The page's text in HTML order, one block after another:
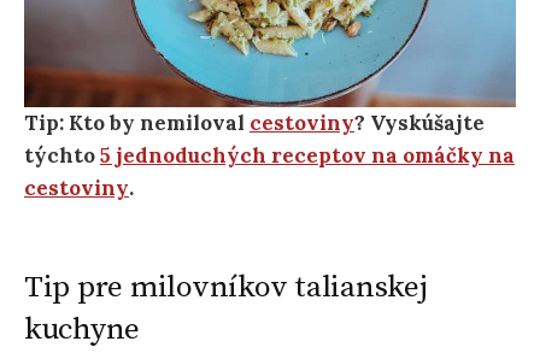
Tip: Kto by nemiloval cestoviny? Vyskúšajte
týchto5 jednoduchých receptov na omáčky na
cestoviny.
Tip pre milovníkov talianskej
kuchyne